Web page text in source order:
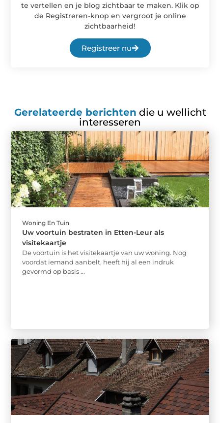
te vertellen en je blog zichtbaar te maken. Klik op
de Registreren-knop en vergroot je online
zichtbaarheid!
Registreer nu
Gerelateerde berichten die u wellicht
interesseren
Woning En Tuin
Uw voortuin bestraten in Etten-Leur als
visitekaartje
De voortuin is het visitekaartje van uw woning. Nog
voordat iemand aanbelt, heeft hij al een indruk
gevormd op basis ...